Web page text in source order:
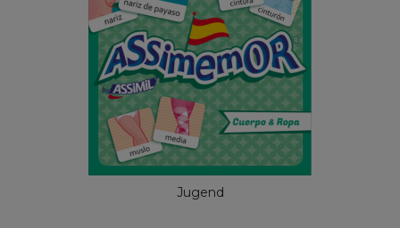
Jugend